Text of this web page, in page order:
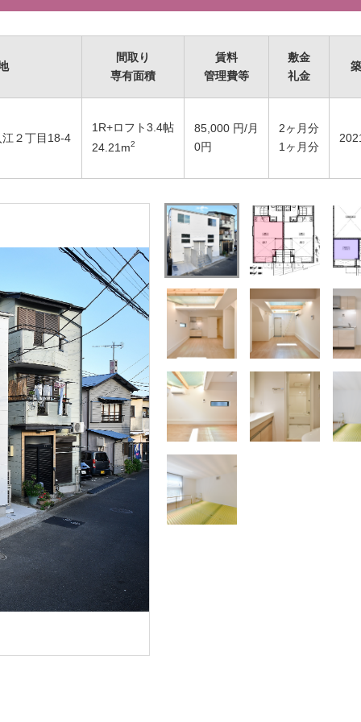
間取り
専有面積
賃料
管理費等
敷金
礼金
２丁目18-4
1R+ロフト3.4帖
24.21 m2
85,000 円/月
0円
2ヶ月分
1ヶ月分